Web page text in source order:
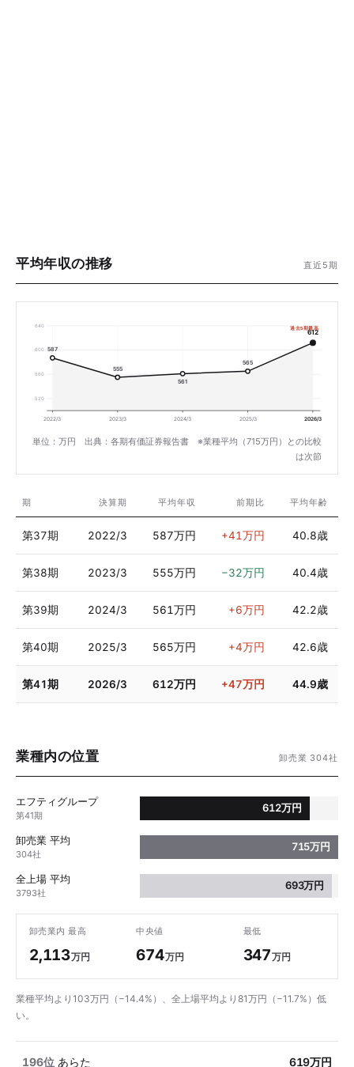
平均年収の推移 直近5期
640
600
560
520
587
555
561
565
612
過去5期最高
2022/3 2023/3 2024/3 2025/3 2026/3
単位：万円 出典：各期有価証券報告書 ※業種平均（715万円）との比較
は次節
期 決算期 平均年収 前期比 平均年齢
第37期 2022/3 587万円 +41万円 40.8歳
第38期 2023/3 555万円 −32万円 40.4歳
第39期 2024/3 561万円 +6万円 42.2歳
第40期 2025/3 565万円 +4万円 42.6歳
第41期 2026/3 612万円 +47万円 44.9歳
業種内の位置 卸売業 304社
エフティグループ
第41期
612万円
卸売業 平均
304社
715万円
全上場 平均
3793社
693万円
卸売業内 最高
2,113万円
中央値
674万円
最低
347万円
業種平均より103万円（−14.4%）、全上場平均より81万円（−11.7%）低
い。
196位 あらた 619万円